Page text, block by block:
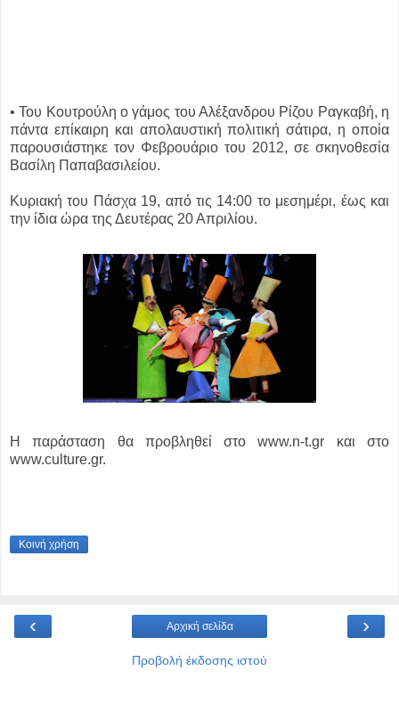
• Του Kουτρούλη ο γάμος του Αλέξανδρου Ρίζου Ραγκαβή, η
πάντα επίκαιρη και απολαυστική πολιτική σάτιρα, η οποία
παρουσιάστηκε τον Φεβρουάριο του 2012, σε σκηνοθεσία
Βασίλη Παπαβασιλείου.
Κυριακή του Πάσχα 19, από τις 14:00 το μεσημέρι, έως και
την ίδια ώρα της Δευτέρας 20 Απριλίου.
H παράσταση θα προβληθεί στο www.n-t.gr και στο
www.culture.gr.
Κοινή χρήση
‹ ›
Αρχική σελίδα
Προβολή έκδοσης ιστού